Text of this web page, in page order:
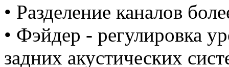
• Разделение каналов
• Фэйдер - регулировка
задних акустических